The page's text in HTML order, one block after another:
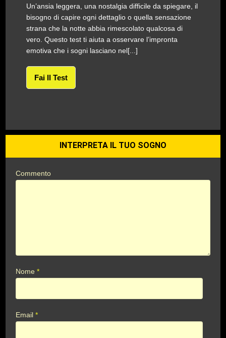
Un’ansia leggera, una nostalgia difficile da spiegare, il
bisogno di capire ogni dettaglio o quella sensazione
strana che la notte abbia rimescolato qualcosa di
vero. Questo test ti aiuta a osservare l’impronta
emotiva che i sogni lasciano nel[...]
Fai Il Test
INTERPRETA IL TUO SOGNO
Commento
Nome*
Email*